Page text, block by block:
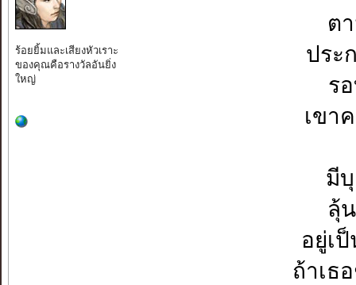
ร้อยยิ้มและเสียงหัวเราะ
ของคุณคือรางวัลอันยิ่ง
ใหญ่
ต
ประ
ร
เขา
มี
ลุ้
อยู่เ
ถ้าเธ